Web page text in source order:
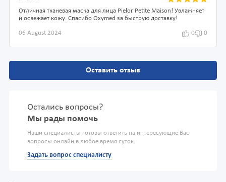
Отличная тканевая маска для лица Pielor Petite Maison! Увлажняет
и освежает кожу. Спасибо Oxymed за быструю доставку!
06 August 2024 0 0
Оставить отзыв
Остались вопросы?
Мы рады помочь
Наши специалисты готовы ответить на интересующие Вас
вопросы онлайн в любое время суток.
Задать вопрос специалисту